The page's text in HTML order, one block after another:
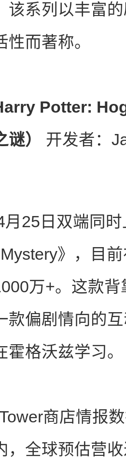
该系列以丰富
而著称。
Potter:
）
开发者：
月25日双端同
》，目
万+。这款
款偏剧情向的
霍格沃兹学习。
商店情报
，全球预估营